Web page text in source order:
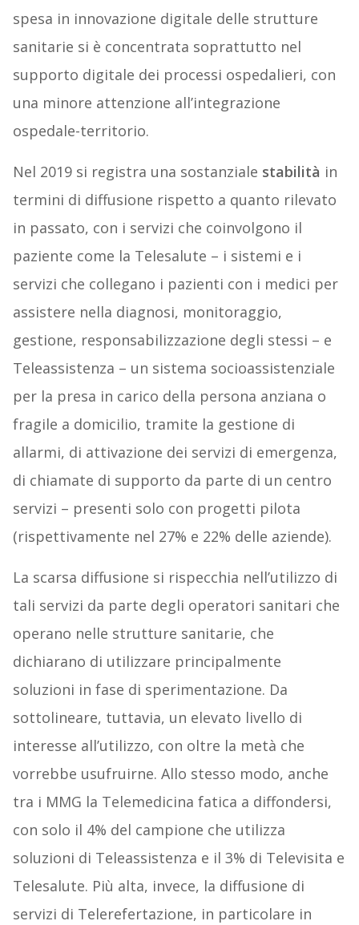
spesa in innovazione digitale delle strutture
sanitarie si è concentrata soprattutto nel
supporto digitale dei processi ospedalieri, con
una minore attenzione all’integrazione
ospedale-territorio.
Nel 2019 si registra una sostanziale stabilità in
termini di diffusione rispetto a quanto rilevato
in passato, con i servizi che coinvolgono il
paziente come la Telesalute – i sistemi e i
servizi che collegano i pazienti con i medici per
assistere nella diagnosi, monitoraggio,
gestione, responsabilizzazione degli stessi – e
Teleassistenza – un sistema socioassistenziale
per la presa in carico della persona anziana o
fragile a domicilio, tramite la gestione di
allarmi, di attivazione dei servizi di emergenza,
di chiamate di supporto da parte di un centro
servizi – presenti solo con progetti pilota
(rispettivamente nel 27% e 22% delle aziende).
La scarsa diffusione si rispecchia nell’utilizzo di
tali servizi da parte degli operatori sanitari che
operano nelle strutture sanitarie, che
dichiarano di utilizzare principalmente
soluzioni in fase di sperimentazione. Da
sottolineare, tuttavia, un elevato livello di
interesse all’utilizzo, con oltre la metà che
vorrebbe usufruirne. Allo stesso modo, anche
tra i MMG la Telemedicina fatica a diffondersi,
con solo il 4% del campione che utilizza
soluzioni di Teleassistenza e il 3% di Televisita e
Telesalute. Più alta, invece, la diffusione di
servizi di Telerefertazione, in particolare in